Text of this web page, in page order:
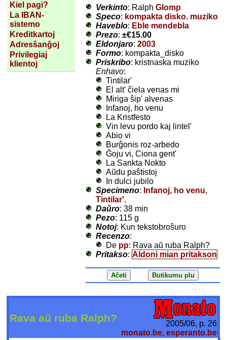
Kiel pagi?
La IBAN-
sistemo
Kreditkartoj
Adresŝanĝoj
Privilegiaj
klientoj
Verkinto: Ralph Glomp
Speco: kompakta disko, muziko
Haveblo: Eble mendebla
Prezo: ±€15.00
Eldonjaro: 2003
Formo: kompakta_disko
Priskribo: kristnaska muziko
Enhavo:
Tintilar'
El alt' ĉiela venas mi
Miriga ŝip' alvenas
Infanoj, ho venu
La Kristfesto
Vin levu pordo kaj lintel'
Abio vi
Burĝonis roz-arbedo
Ĝoju vi, Ciona gent'
La Sankta Nokto
Aŭdu paŝtistoj
In dulci jubilo
Specimeno: Infanoj, ho venu,
Tintilar'.
Daŭro: 38 min
Pezo: 115 g
Notoj: Kun tekstobroŝuro
Recenzo:
De pp: Rava aŭ ruba Ralph?
Pritakso: Aldoni mian pritakson
Rava aŭ ruba Ralph?
2005/06, p. 26
monato.be,esperanto.be